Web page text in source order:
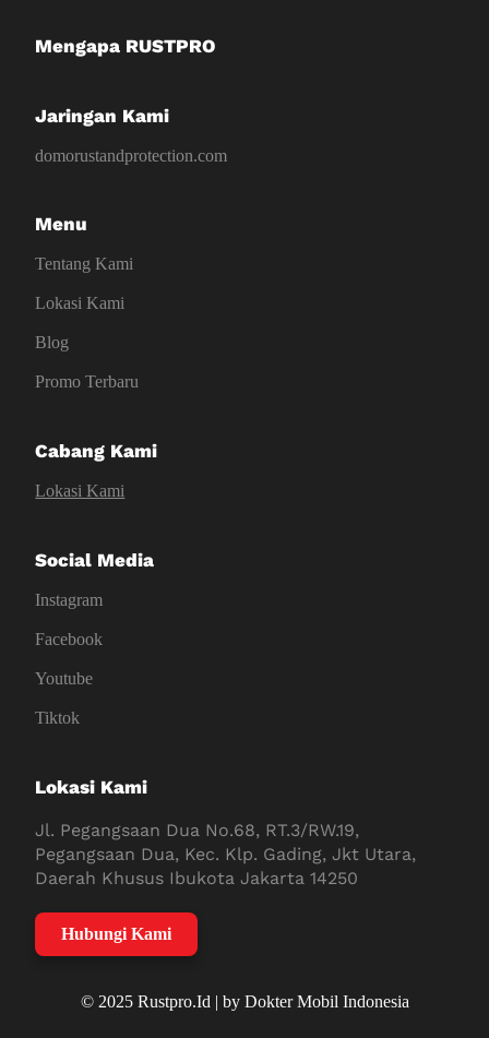
Mengapa RUSTPRO
Jaringan Kami
domorustandprotection.com
Menu
Tentang Kami
Lokasi Kami
Blog
Promo Terbaru
Cabang Kami
Lokasi Kami
Social Media
Instagram
Facebook
Youtube
Tiktok
Lokasi Kami
Jl. Pegangsaan Dua No.68, RT.3/RW.19,
Pegangsaan Dua, Kec. Klp. Gading, Jkt Utara,
Daerah Khusus Ibukota Jakarta 14250
Hubungi Kami
© 2025 Rustpro.Id | by Dokter Mobil Indonesia